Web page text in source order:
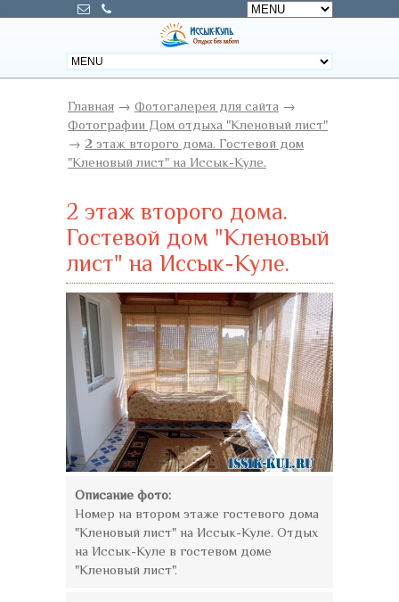
Главная → Фотогалерея для сайта →
Фотографии Дом отдыха "Кленовый лист"
→ 2 этаж второго дома. Гостевой дом
"Кленовый лист" на Иссык-Куле.
2 этаж второго дома.
Гостевой дом "Кленовый
лист" на Иссык-Куле.
Описание фото:
Номер на втором этаже гостевого дома
"Кленовый лист" на Иссык-Куле. Отдых
на Иссык-Куле в гостевом доме
"Кленовый лист".